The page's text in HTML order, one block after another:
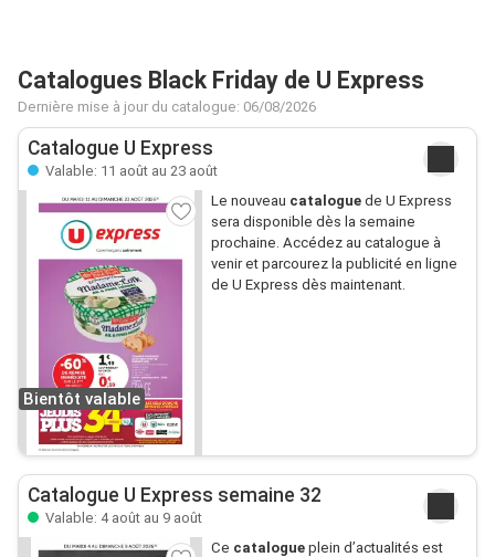
Catalogues Black Friday de U Express
Dernière mise à jour du catalogue: 06/08/2026
Catalogue U Express
Valable: 11 août au 23 août
Bientôt valable
Le nouveau cataloguede U Express
sera disponible dès la semaine
prochaine. Accédez au catalogue à
venir et parcourez la publicité en ligne
de U Express dès maintenant.
Catalogue U Express semaine 32
Valable: 4 août au 9 août
Ce catalogueplein d’actualités est